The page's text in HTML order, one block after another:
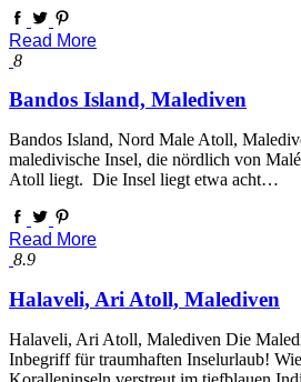
Read More
8
Bandos Island, Malediven
Bandos Island, Nord Male Atoll,
maledivische Insel, die nördlich von
Atoll liegt. Die Insel liegt etwa acht…
Read More
8.9
Halaveli, Ari Atoll, Malediven
Halaveli, Ari Atoll, Malediven Die
Inbegriff für traumhaften Inselurlaub!